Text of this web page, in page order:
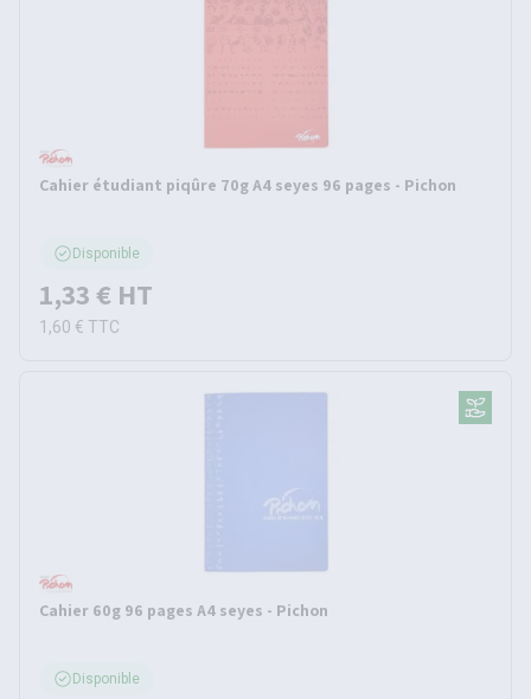
Cahier étudiant piqûre 70g A4 seyes 96 pages - Pichon
Disponible
1,33 € HT
1,60 € TTC
Cahier 60g 96 pages A4 seyes - Pichon
Disponible